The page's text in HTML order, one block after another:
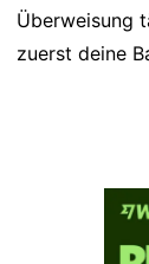
Überweisung
zuerst deine